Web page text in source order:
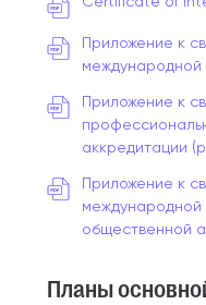
Приложение к
международной
Приложение к
аккредитации
Приложение к
общественной
Планы